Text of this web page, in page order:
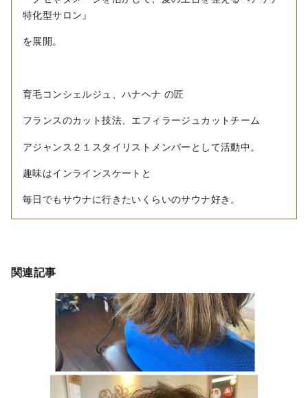
特化型サロン』
を展開。
育毛コンシェルジュ、ハナヘナ の匠
フランスのカット技法、エフィラージュカットチーム
アジャンス２１スタイリストメンバーとして活動中。
趣味はインラインスケートと
毎日でもサウナに行きたいくらいのサウナ好き。
関連記事